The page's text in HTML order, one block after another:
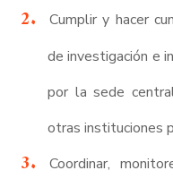
Cumplir y hacer
de investigación e
por la sede
otras instituciones
Coordinar,